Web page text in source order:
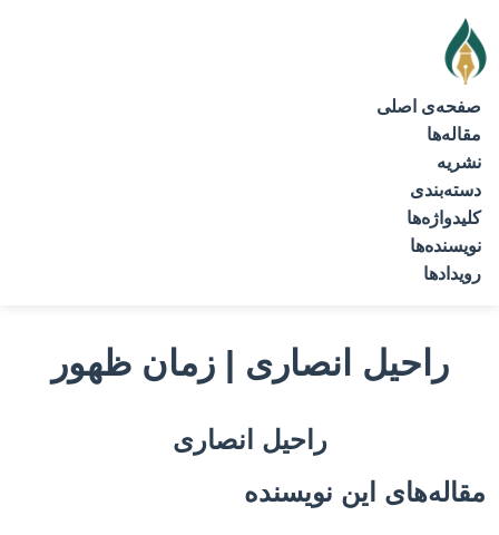
صفحه‌ی اصلی
مقاله‌ها
نشریه
دسته‌بندی
کلیدواژه‌ها
نویسنده‌ها
رویدادها
راحیل انصاری | زمان ظهور
راحیل انصاری
مقاله‌های این نویسنده